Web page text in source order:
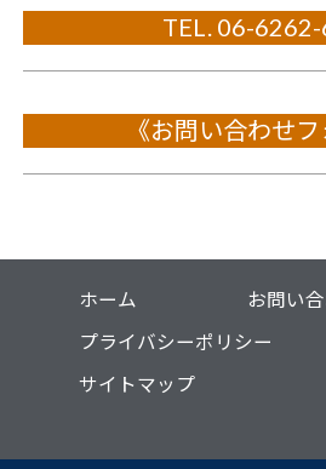
TEL. 06-
《お問い合わせフ
ホーム
お問い
プライバシーポリシー
サイトマップ